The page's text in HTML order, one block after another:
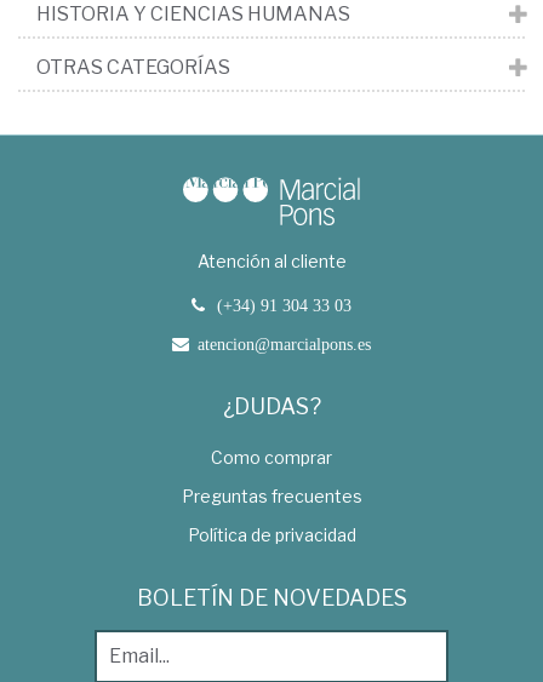
HISTORIA Y CIENCIAS HUMANAS
OTRAS CATEGORÍAS
Atención al cliente
(+34) 91 304 33 03
atencion@marcialpons.es
¿DUDAS?
Como comprar
Preguntas frecuentes
Política de privacidad
BOLETÍN DE NOVEDADES